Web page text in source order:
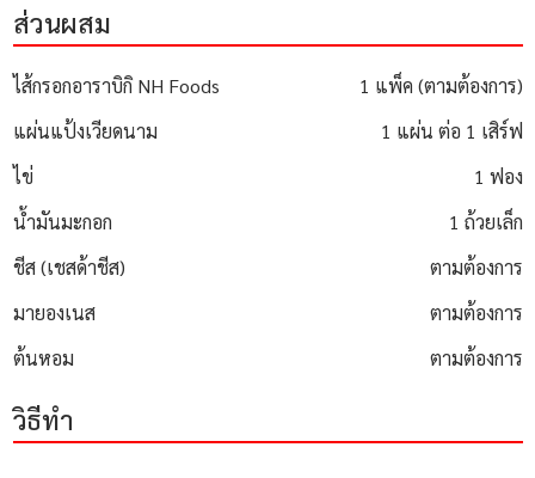
ส่วนผสม
ไส้กรอกอาราบิกิ NH Foods
1 แพ็ค (ตามต้องการ)
แผ่นแป้งเวียดนาม
1 แผ่น ต่อ 1 เสิร์ฟ
ไข่
1 ฟอง
น้ำมันมะกอก
1 ถ้วยเล็ก
ชีส (เชสด้าชีส)
ตามต้องการ
มายองเนส
ตามต้องการ
ต้นหอม
ตามต้องการ
วิธีทำ